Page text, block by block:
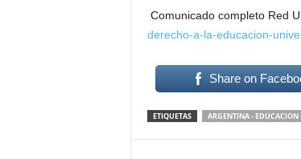
Comunicado completo Red
derecho-a-la-educacion-
Share on
ETIQUETAS ARGENTINA - EDUCACION